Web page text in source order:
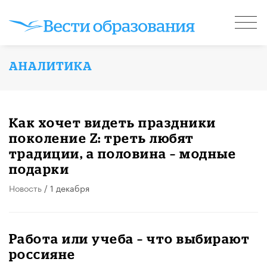
АНАЛИТИКА
Как хочет видеть праздники
поколение Z: треть любят
традиции, а половина – модные
подарки
Новость / 1 декабря
Работа или учеба – что выбирают
россияне